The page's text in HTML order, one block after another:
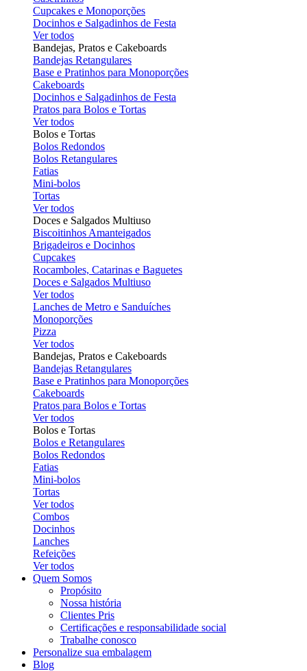
Cupcakes e Monoporções
Docinhos e Salgadinhos de Festa
Ver todos
Bandejas, Pratos e Cakeboards
Bandejas Retangulares
Base e Pratinhos para Monoporções
Cakeboards
Docinhos e Salgadinhos de Festa
Pratos para Bolos e Tortas
Ver todos
Bolos e Tortas
Bolos Redondos
Bolos Retangulares
Fatias
Mini-bolos
Tortas
Ver todos
Doces e Salgados Multiuso
Biscoitinhos Amanteigados
Brigadeiros e Docinhos
Cupcakes
Rocamboles, Catarinas e Baguetes
Doces e Salgados Multiuso
Ver todos
Lanches de Metro e Sanduíches
Monoporções
Pizza
Ver todos
Bandejas, Pratos e Cakeboards
Bandejas Retangulares
Base e Pratinhos para Monoporções
Cakeboards
Pratos para Bolos e Tortas
Ver todos
Bolos e Tortas
Bolos e Retangulares
Bolos Redondos
Fatias
Mini-bolos
Tortas
Ver todos
Combos
Docinhos
Lanches
Refeições
Ver todos
Quem Somos
Propósito
Nossa história
Clientes Pris
Certificações e responsabilidade social
Trabalhe conosco
Personalize sua embalagem
Blog